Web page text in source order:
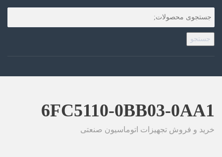
جستجو
6FC5110-0BB03-0AA1
خرید و فروش تجهیزات اتوماسیون صنعتی